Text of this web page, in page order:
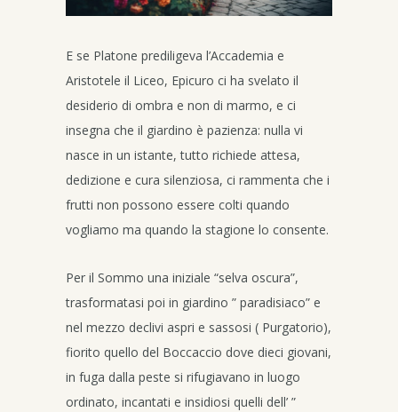
E se Platone prediligeva l’Accademia e
Aristotele il Liceo, Epicuro ci ha svelato il
desiderio di ombra e non di marmo, e ci
insegna che il giardino è pazienza: nulla vi
nasce in un istante, tutto richiede attesa,
dedizione e cura silenziosa, ci rammenta che i
frutti non possono essere colti quando
vogliamo ma quando la stagione lo consente.
Per il Sommo una iniziale “selva oscura”,
trasformatasi poi in giardino ” paradisiaco” e
nel mezzo declivi aspri e sassosi ( Purgatorio),
fiorito quello del Boccaccio dove dieci giovani,
in fuga dalla peste si rifugiavano in luogo
ordinato, incantati e insidiosi quelli dell’ ”